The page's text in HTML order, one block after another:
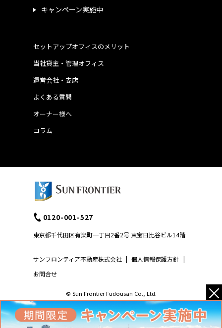
キャンペーン実施中
運営会社・支店
よくある質問
当社貸主・管理オフィス
オーナー様へ
コラム
セットアップオフィスのメリット
サンフロンティア不動産株式会社 | 個人情報保護方針 |
お問合せ
0120-001-527
東京都千代田区有楽町一丁目2番2号 東宝日比谷ビル14階
© Sun Frontier Fudousan Co., Ltd. ×